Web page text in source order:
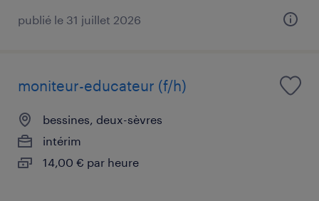
publié le 31 juillet 2026
moniteur-educateur (f/h)
bessines, deux-sèvres
intérim
14,00 € par heure